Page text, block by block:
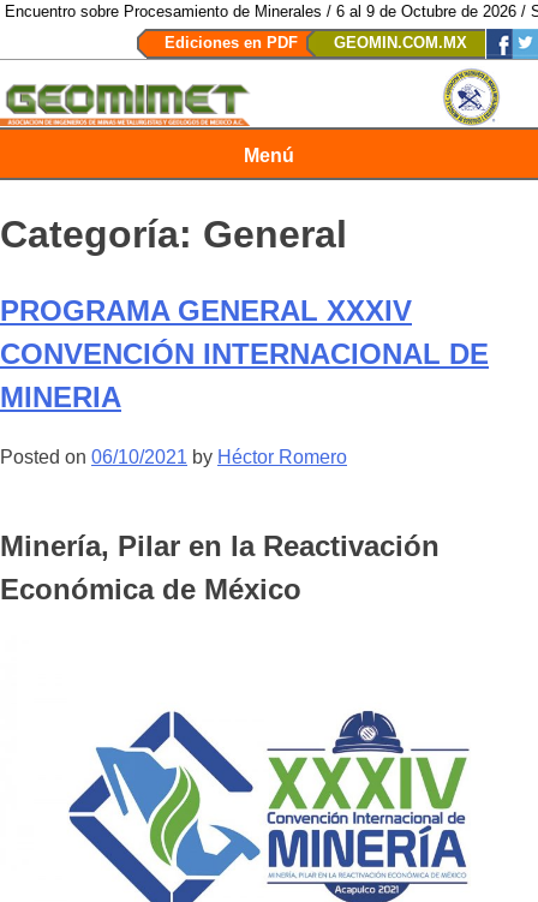
de Minerales / 6 al 9 de Octubre de 2026 / San Luis Potosí,
Ediciones en PDF
GEOMIN.COM.MX
Menú
Categoría: General
PROGRAMA GENERAL XXXIV
CONVENCIÓN INTERNACIONAL DE
MINERIA
Posted on 06/10/2021 by Héctor Romero
Minería, Pilar en la Reactivación
Económica de México